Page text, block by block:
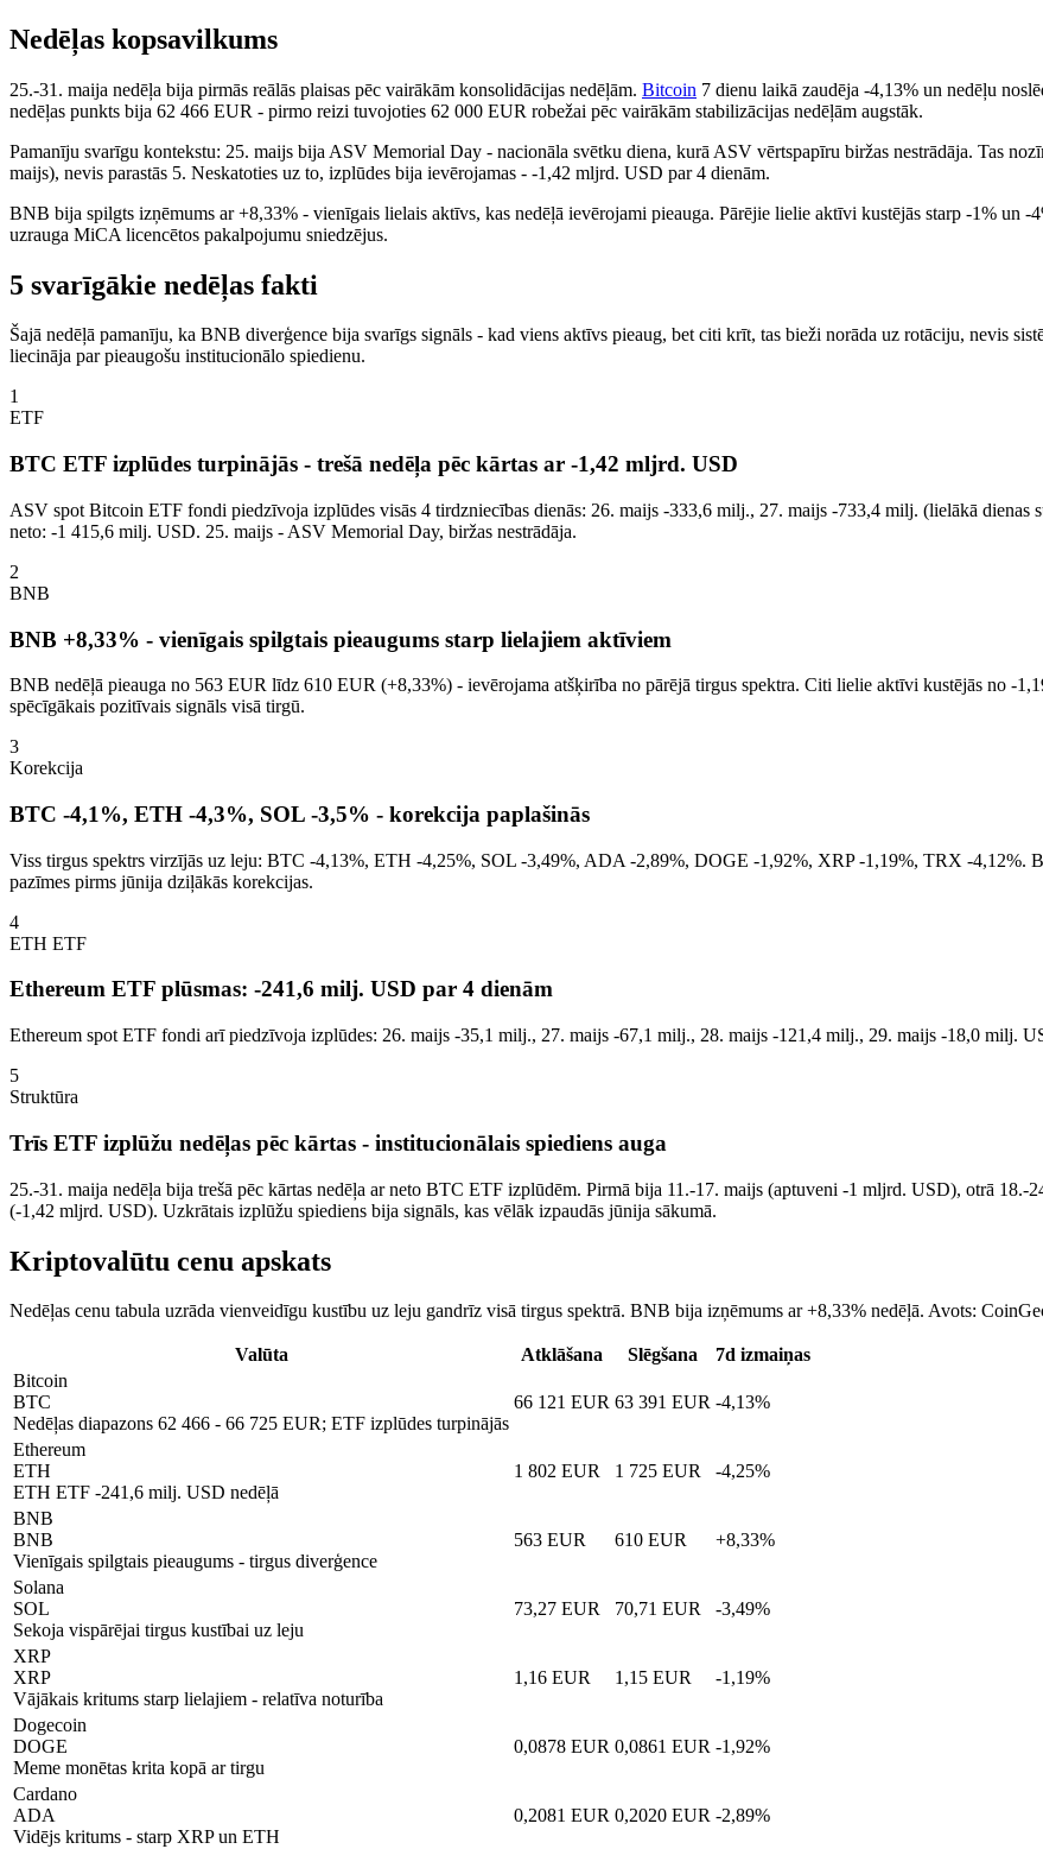
Nedēļas kopsavilkums
25.-31. maija nedēļa bija pirmās reālās plaisas pēc vairākām konsolidācijas nedēļām. Bitcoin 7 dienu laikā zaudēja -4,13% un nedēļu
nedēļas punkts bija 62 466 EUR - pirmo reizi tuvojoties 62 000 EUR robežai pēc vairākām stabilizācijas nedēļām augstāk.
Pamanīju svarīgu kontekstu: 25. maijs bija ASV Memorial Day - nacionāla svētku diena, kurā ASV vērtspapīru biržas nestrādāja. Tas
maijs), nevis parastās 5. Neskatoties uz to, izplūdes bija ievērojamas - -1,42 mljrd. USD par 4 dienām.
BNB bija spilgts izņēmums ar +8,33% - vienīgais lielais aktīvs, kas nedēļā ievērojami pieauga. Pārējie lielie aktīvi kustējās starp -1%
uzrauga MiCA licencētos pakalpojumu sniedzējus.
5 svarīgākie nedēļas fakti
Šajā nedēļā pamanīju, ka BNB diverģence bija svarīgs signāls - kad viens aktīvs pieaug, bet citi krīt, tas bieži norāda uz rotāciju, nevis
liecināja par pieaugošu institucionālo spiedienu.
1
ETF
BTC ETF izplūdes turpinājās - trešā nedēļa pēc kārtas ar -1,42 mljrd. USD
ASV spot Bitcoin ETF fondi piedzīvoja izplūdes visās 4 tirdzniecības dienās: 26. maijs -333,6 milj., 27. maijs -733,4 milj. (lielākā
neto: -1 415,6 milj. USD. 25. maijs - ASV Memorial Day, biržas nestrādāja.
2
BNB
BNB +8,33% - vienīgais spilgtais pieaugums starp lielajiem aktīviem
BNB nedēļā pieauga no 563 EUR līdz 610 EUR (+8,33%) - ievērojama atšķirība no pārējā tirgus spektra. Citi lielie aktīvi kustējās no -
spēcīgākais pozitīvais signāls visā tirgū.
3
Korekcija
BTC -4,1%, ETH -4,3%, SOL -3,5% - korekcija paplašinās
Viss tirgus spektrs virzījās uz leju: BTC -4,13%, ETH -4,25%, SOL -3,49%, ADA -2,89%, DOGE -1,92%, XRP -1,19%, TRX -4,12%.
pazīmes pirms jūnija dziļākās korekcijas.
4
ETH ETF
Ethereum ETF plūsmas: -241,6 milj. USD par 4 dienām
Ethereum spot ETF fondi arī piedzīvoja izplūdes: 26. maijs -35,1 milj., 27. maijs -67,1 milj., 28. maijs -121,4 milj., 29. maijs -18,0 milj.
5
Struktūra
Trīs ETF izplūžu nedēļas pēc kārtas - institucionālais spiediens auga
25.-31. maija nedēļa bija trešā pēc kārtas nedēļa ar neto BTC ETF izplūdēm. Pirmā bija 11.-17. maijs (aptuveni -1 mljrd. USD), otrā 18.-
(-1,42 mljrd. USD). Uzkrātais izplūžu spiediens bija signāls, kas vēlāk izpaudās jūnija sākumā.
Kriptovalūtu cenu apskats
Nedēļas cenu tabula uzrāda vienveidīgu kustību uz leju gandrīz visā tirgus spektrā. BNB bija izņēmums ar +8,33% nedēļā. Avots:
Valūta Atklāšana Slēgšana
7d izmaiņas
Bitcoin
BTC
Nedēļas diapazons 62 466 - 66 725 EUR; ETF izplūdes turpinājās
66 121 EUR 63 391 EUR -4,13%
Ethereum
ETH
ETH ETF -241,6 milj. USD nedēļā
1 802 EUR 1 725 EUR -4,25%
BNB
BNB
Vienīgais spilgtais pieaugums - tirgus diverģence
563 EUR 610 EUR +8,33%
Solana
SOL
Sekoja vispārējai tirgus kustībai uz leju
73,27 EUR 70,71 EUR -3,49%
XRP
XRP
Vājākais kritums starp lielajiem - relatīva noturība
1,16 EUR 1,15 EUR -1,19%
Dogecoin
DOGE
Meme monētas krita kopā ar tirgu
0,0878 EUR 0,0861 EUR -1,92%
Cardano
ADA
Vidējs kritums - starp XRP un ETH
0,2081 EUR 0,2020 EUR -2,89%